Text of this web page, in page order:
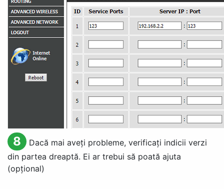
8
Dacă mai aveți probleme, verificați indicii verzi
din partea dreaptă. Ei ar trebui să poată ajuta
(opțional)